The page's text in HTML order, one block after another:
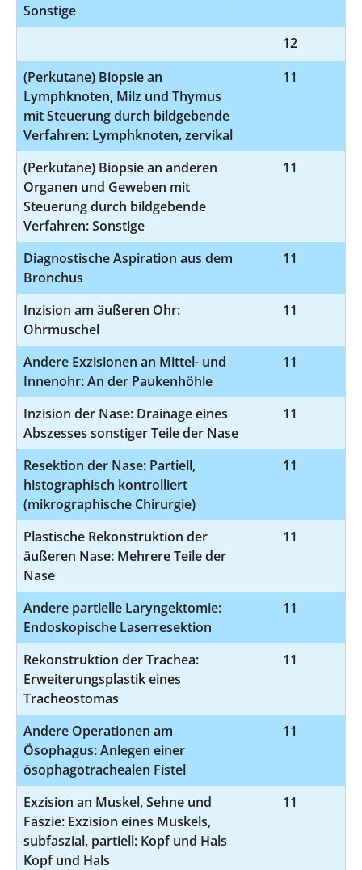
Sonstige
12
(Perkutane) Biopsie an
Lymphknoten, Milz und Thymus
mit Steuerung durch bildgebende
Verfahren: Lymphknoten, zervikal
11
(Perkutane) Biopsie an anderen
Organen und Geweben mit
Steuerung durch bildgebende
Verfahren: Sonstige
11
Diagnostische Aspiration aus dem
Bronchus
11
Inzision am äußeren Ohr:
Ohrmuschel
11
Andere Exzisionen an Mittel- und
Innenohr: An der Paukenhöhle
11
Inzision der Nase: Drainage eines
Abszesses sonstiger Teile der Nase
11
Resektion der Nase: Partiell,
histographisch kontrolliert
(mikrographische Chirurgie)
11
Plastische Rekonstruktion der
äußeren Nase: Mehrere Teile der
Nase
11
Andere partielle Laryngektomie:
Endoskopische Laserresektion
11
Rekonstruktion der Trachea:
Erweiterungsplastik eines
Tracheostomas
11
Andere Operationen am
Ösophagus: Anlegen einer
ösophagotrachealen Fistel
11
Exzision an Muskel, Sehne und
Faszie: Exzision eines Muskels,
subfaszial, partiell: Kopf und Hals
Kopf und Hals
11